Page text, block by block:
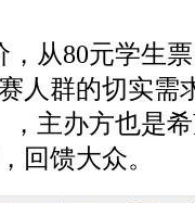
80元学生票
人群的切实需
，主办方也是
回馈大众。